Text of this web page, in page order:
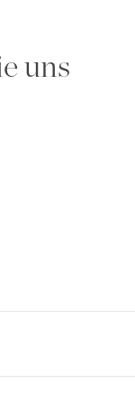
uns